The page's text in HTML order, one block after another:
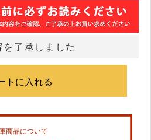
了承しました
商品について